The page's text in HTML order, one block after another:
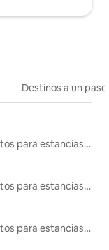
Destinos a un
Alojamientos para estancias largas
Alojamientos para estancias largas
Alojamientos para estancias largas